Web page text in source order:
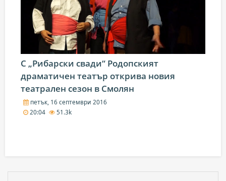
С „Рибарски свади“ Родопският
драматичен театър открива новия
театрален сезон в Смолян
петък, 16 септември 2016
20:04
51.3k